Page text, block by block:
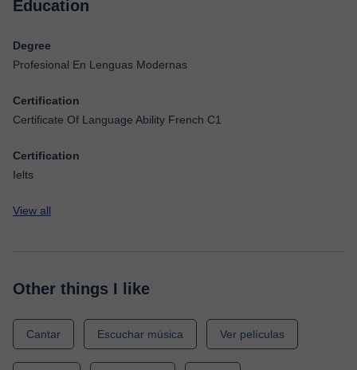
Education
Degree
Profesional En Lenguas Modernas
Certification
Certificate Of Language Ability French C1
Certification
Ielts
View all
Other things I like
Cantar Escuchar música Ver películas